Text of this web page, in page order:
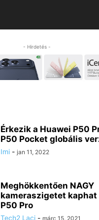
- Hirdetés -
Érkezik a Huawei P50
P50 Pocket globális
Imi - jan 11, 2022
Meghökkentően NAGY
kameraszigetet kaphat
P50 Pro
Tech2 Laci - márc 15, 2021